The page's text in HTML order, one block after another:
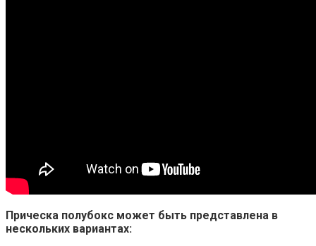
Прическа полубокс может быть представлена в
нескольких вариантах: